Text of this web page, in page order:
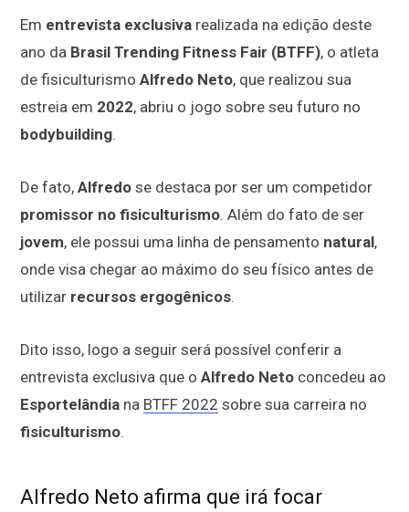
Em entrevista exclusiva realizada na edição deste
ano da Brasil Trending Fitness Fair (BTFF), o atleta
de fisiculturismo Alfredo Neto, que realizou sua
estreia em 2022, abriu o jogo sobre seu futuro no
bodybuilding.
De fato, Alfredo se destaca por ser um competidor
promissor no fisiculturismo. Além do fato de ser
jovem, ele possui uma linha de pensamento natural,
onde visa chegar ao máximo do seu físico antes de
utilizar recursos ergogênicos.
Dito isso, logo a seguir será possível conferir a
entrevista exclusiva que o Alfredo Neto concedeu ao
Esportelândia na BTFF 2022 sobre sua carreira no
fisiculturismo.
Alfredo Neto afirma que irá focar